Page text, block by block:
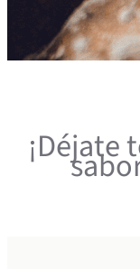
¡Déjate